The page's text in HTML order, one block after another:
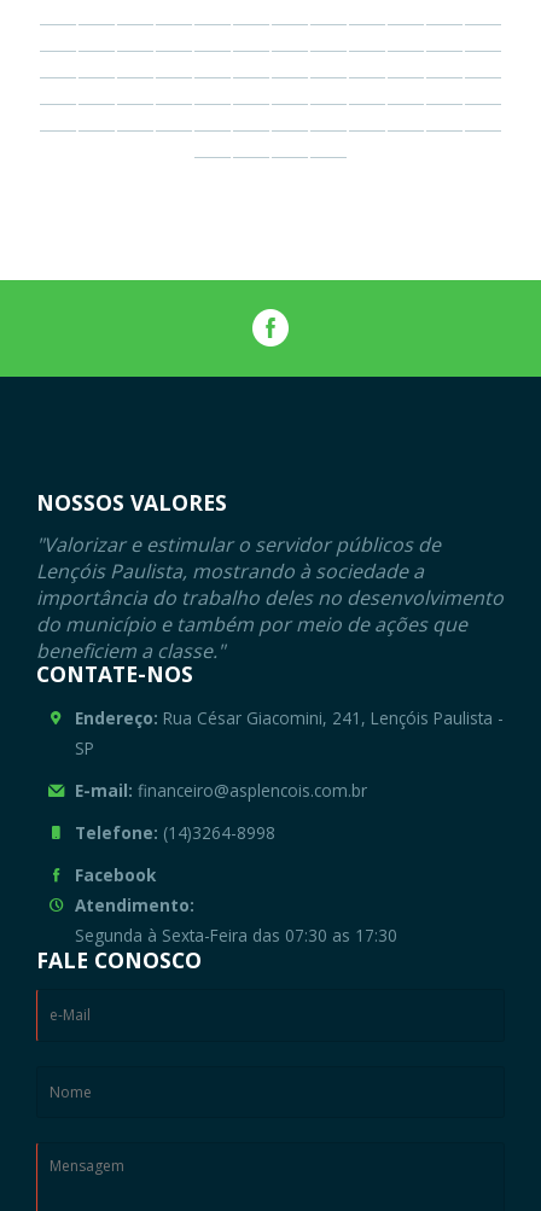
NOSSOS VALORES
"Valorizar e estimular o servidor públicos de
Lençóis Paulista, mostrando à sociedade a
importância do trabalho deles no desenvolvimento
do município e também por meio de ações que
beneficiem a classe."
CONTATE-NOS
Endereço: Rua César Giacomini, 241, Lençóis Paulista -
SP
E-mail: financeiro@asplencois.com.br
Telefone: (14)3264-8998
Facebook
Atendimento:
Segunda à Sexta-Feira das 07:30 as 17:30
FALE CONOSCO